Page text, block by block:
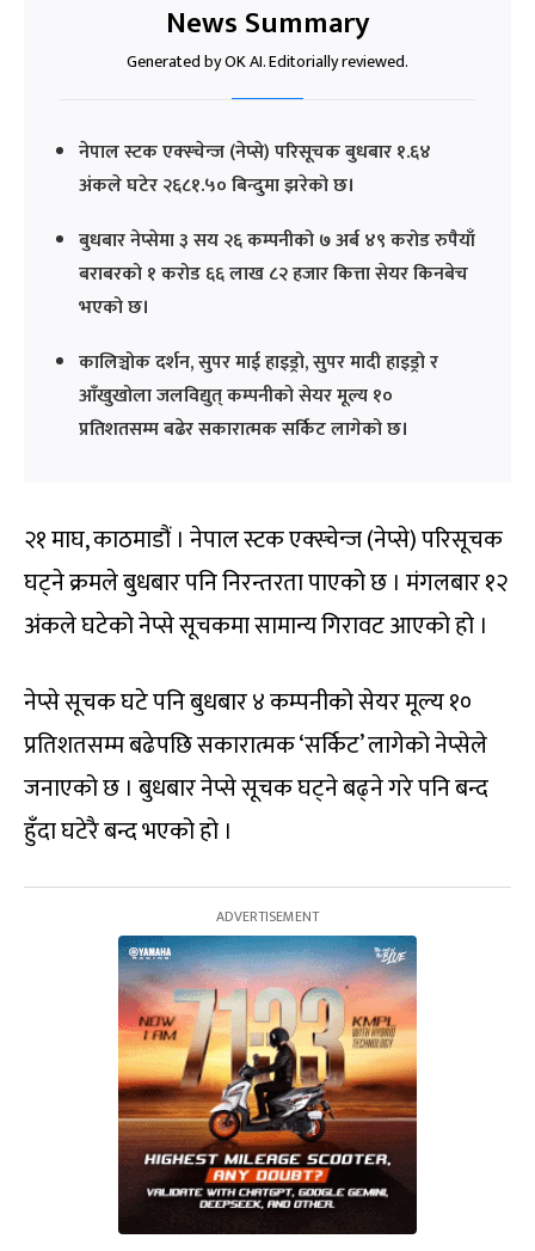
News Summary
Generated by OK AI. Editorially reviewed.
नेपाल स्टक एक्स्चेन्ज (नेप्से) परिसूचक बुधबार १.६४
अंकले घटेर २६८१.५० बिन्दुमा झरेको छ।
बुधबार नेप्सेमा ३ सय २६ कम्पनीको ७ अर्ब ४९ करोड रुपैयाँ
बराबरको १ करोड ६६ लाख ८२ हजार कित्ता सेयर किनबेच
भएको छ।
कालिञ्चोक दर्शन, सुपर माई हाइड्रो, सुपर मादी हाइड्रो र
आँखुखोला जलविद्युत् कम्पनीको सेयर मूल्य १०
प्रतिशतसम्म बढेर सकारात्मक सर्किट लागेको छ।
२१ माघ, काठमाडौं । नेपाल स्टक एक्स्चेन्ज (नेप्से) परिसूचक
घट्ने क्रमले बुधबार पनि निरन्तरता पाएको छ । मंगलबार १२
अंकले घटेको नेप्से सूचकमा सामान्य गिरावट आएको हो ।
नेप्से सूचक घटे पनि बुधबार ४ कम्पनीको सेयर मूल्य १०
प्रतिशतसम्म बढेपछि सकारात्मक ‘सर्किट’ लागेको नेप्सेले
जनाएको छ । बुधबार नेप्से सूचक घट्ने बढ्ने गरे पनि बन्द
हुँदा घटेरै बन्द भएको हो ।